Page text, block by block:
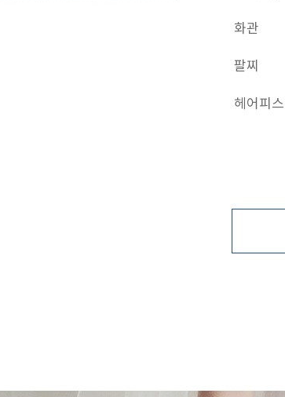
화관
팔찌
헤어피스